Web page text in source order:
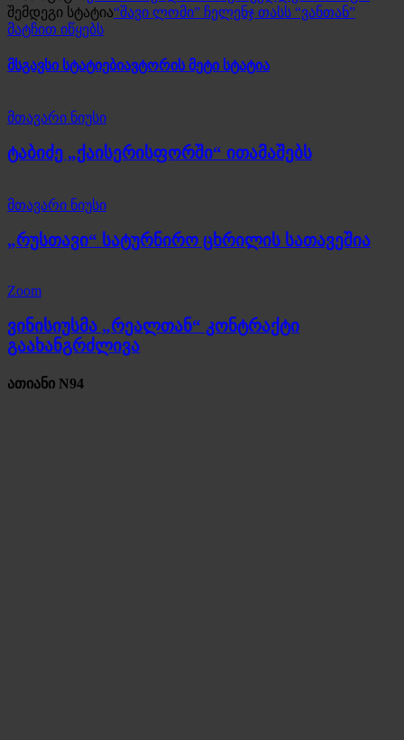
შემდეგი სტატია“შავი ლომი” ჩელენჯ თასს “ვანთან”
მატჩით იწყებს
მსგავსი სტატიებიავტორის მეტი სტატია
მთავარი ნიუსი
ტაბიძე „ქაისერისფორში“ ითამაშებს
მთავარი ნიუსი
„რუსთავი“ სატურნირო ცხრილის სათავეშია
Zoom
ვინისიუსმა „რეალთან“ კონტრაქტი
გაახანგრძლივა
ათიანი N94